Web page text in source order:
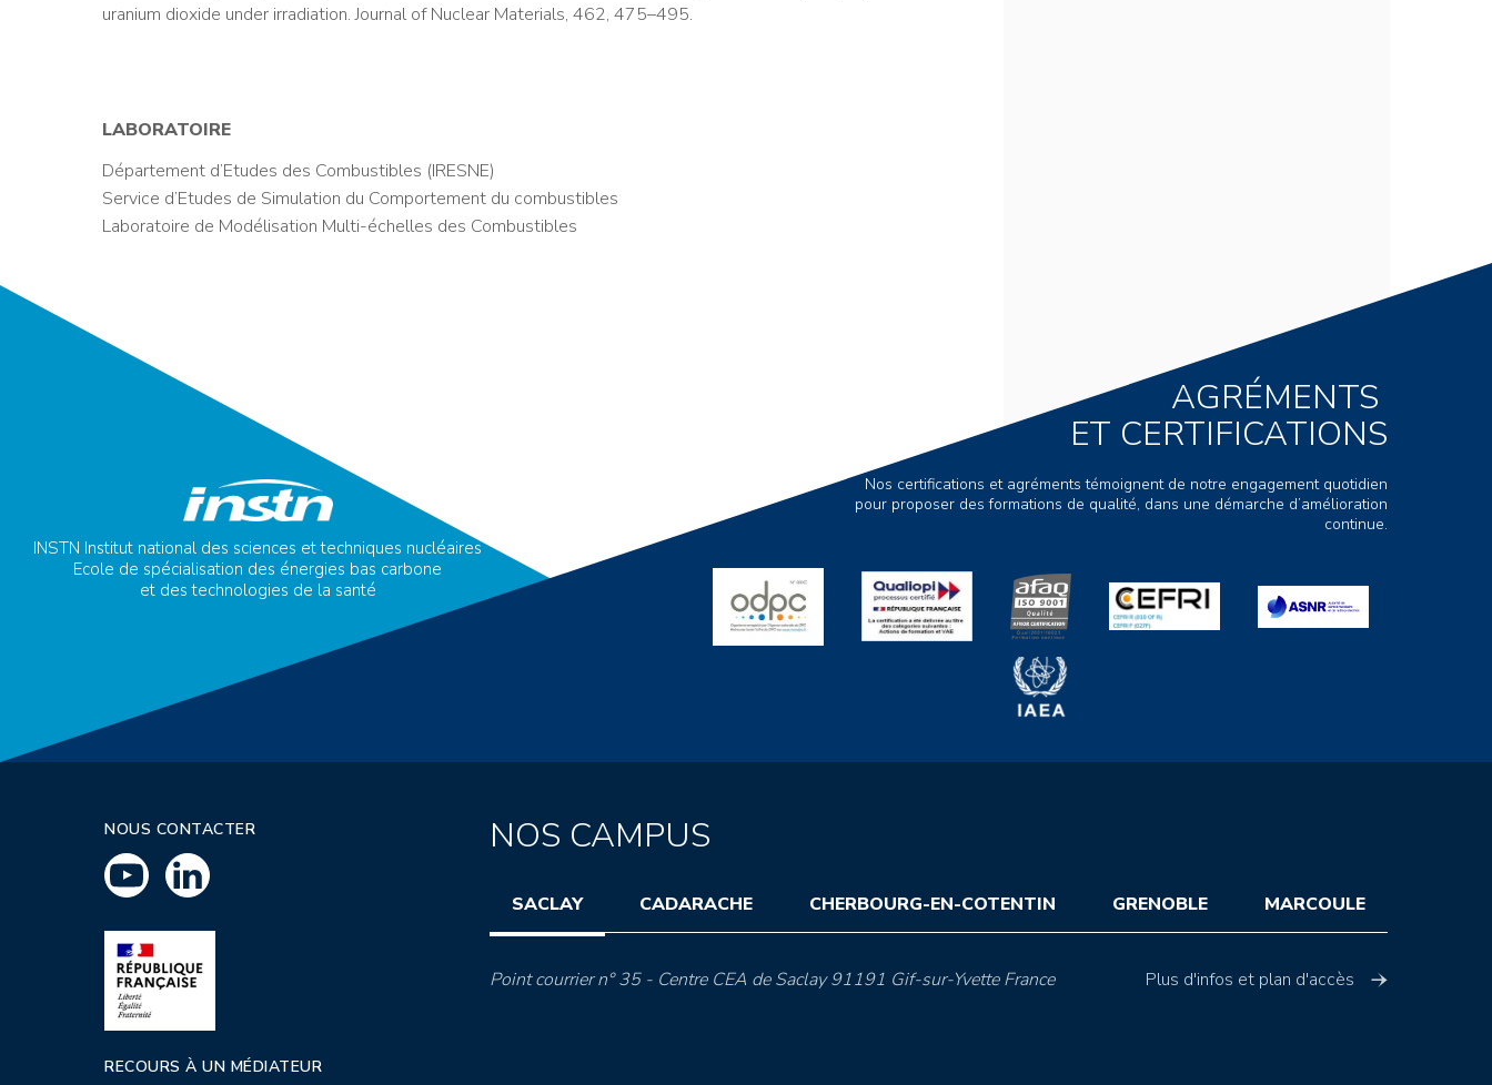
uranium dioxide under irradiation. Journal of Nuclear Materials, 462, 475–495.
LABORATOIRE
Département d’Etudes des Combustibles (IRESNE)
Service d’Etudes de Simulation du Comportement du combustibles
Laboratoire de Modélisation Multi-échelles des Combustibles
INSTN Institut national des sciences et techniques nucléaires
Ecole de spécialisation des énergies bas carbone
et des technologies de la santé
AGRÉMENTS
ET CERTIFICATIONS
Nos certifications et agréments témoignent de notre engagement quotidien
pour proposer des formations de qualité, dans une démarche d’amélioration
continue.
NOUS CONTACTER
RECOURS À UN MÉDIATEUR
NOS CAMPUS
SACLAY CADARACHE CHERBOURG-EN-COTENTIN GRENOBLE MARCOULE
Point courrier n° 35 - Centre CEA de Saclay 91191 Gif-sur-Yvette France Plus d'infos et plan d'accès